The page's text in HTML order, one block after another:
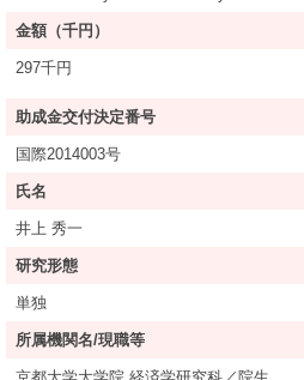
金額（千円）
297千円
助成金交付決定番号
国際2014003号
氏名
井上 秀一
研究形態
単独
所属機関名/現職等